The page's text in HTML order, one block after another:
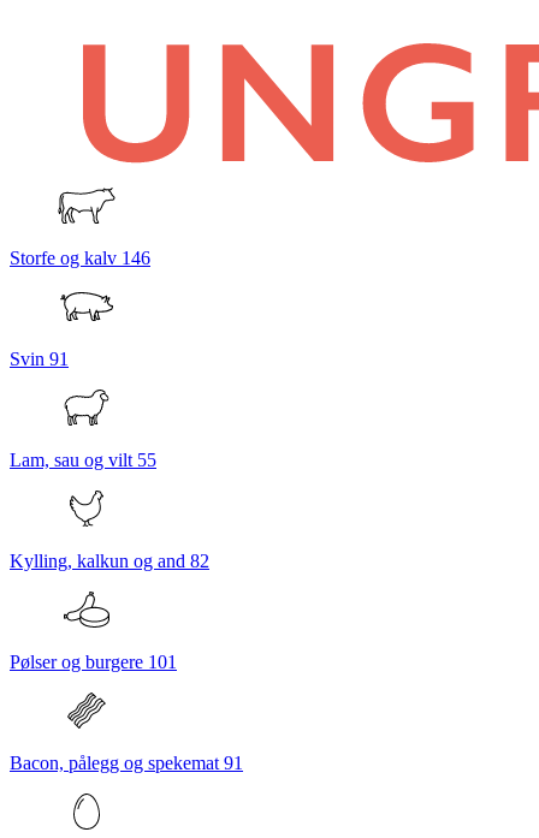
Storfe og kalv 146
Svin 91
Lam, sau og vilt 55
Kylling, kalkun og and 82
Pølser og burgere 101
Bacon, pålegg og spekemat 91